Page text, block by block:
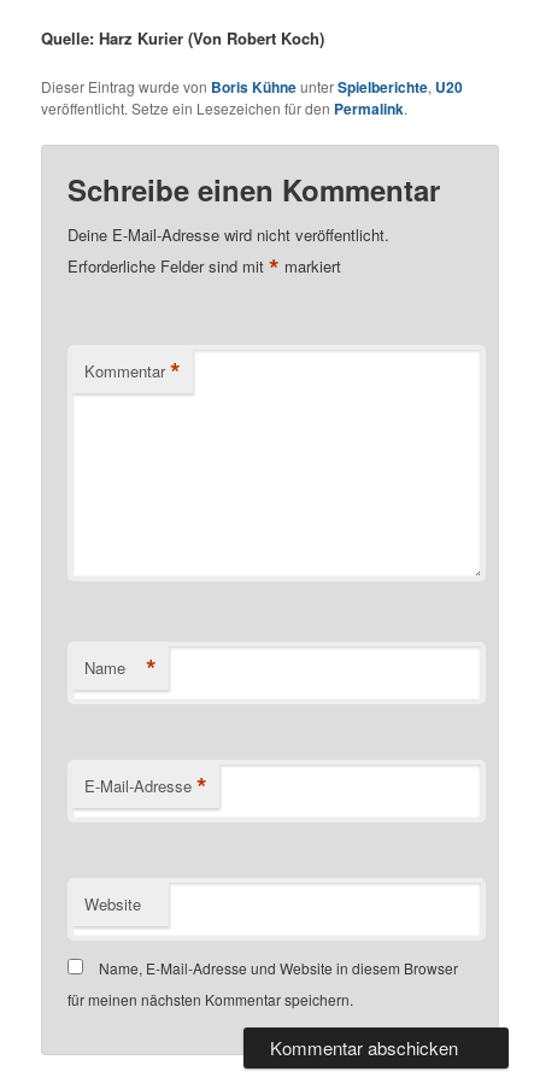
Quelle: Harz Kurier (Von Robert Koch)
Dieser Eintrag wurde von Boris KühneunterSpielberichte, U20
veröffentlicht. Setze ein Lesezeichen für den Permalink.
Schreibe einen Kommentar
Deine E-Mail-Adresse wird nicht veröffentlicht.
Erforderliche Felder sind mit* markiert
Kommentar *
Name *
E-Mail-Adresse *
Website
Name, E-Mail-Adresse und Website in diesem Browser
für meinen nächsten Kommentar speichern.